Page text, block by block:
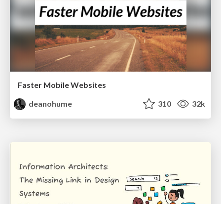
Faster Mobile Websites
deanohume
310 32k